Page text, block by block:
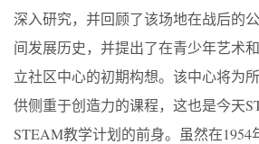
深入研究，并回顾了该场地在战后的
间发展历史，并提出了在青少年艺术
立社区中心的初期构想。该中心将为
供侧重于创造力的课程，这也是今天
STEAM教学计划的前身。虽然在1954